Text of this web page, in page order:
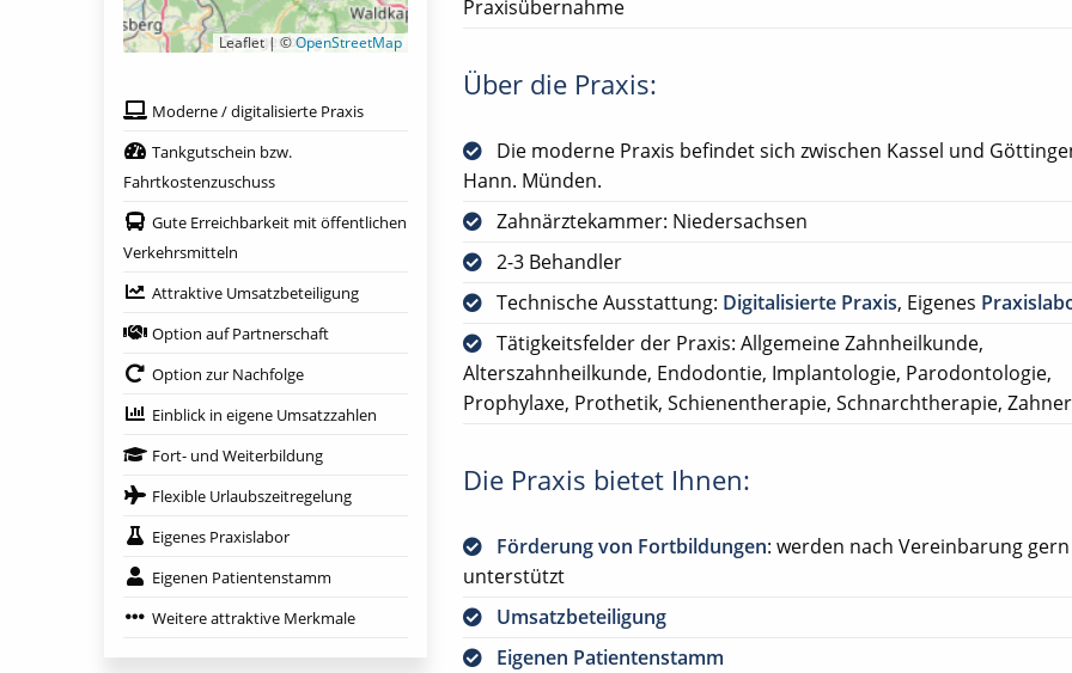
Praxisübernahme
Über die Praxis:
Die moderne Praxis befindet sich zwischen Kassel und
Hann. Münden.
Zahnärztekammer: Niedersachsen
2-3 Behandler
Technische Ausstattung: Digitalisierte Praxis, Eigenes
Tätigkeitsfelder der Praxis: Allgemeine Zahnheilkunde,
Alterszahnheilkunde, Endodontie, Implantologie, Parodontologie,
Prophylaxe, Prothetik, Schienentherapie, Schnarchtherapie,
Die Praxis bietet Ihnen:
Förderung von Fortbildungen: werden nach Vereinbarung gern
unterstützt
Umsatzbeteiligung
Eigenen Patientenstamm
Leaflet | ©OpenStreetMap
Moderne / digitalisierte Praxis
Tankgutschein bzw.
Fahrtkostenzuschuss
Gute Erreichbarkeit mit öffentlichen
Verkehrsmitteln
Attraktive Umsatzbeteiligung
Option auf Partnerschaft
Option zur Nachfolge
Einblick in eigene Umsatzzahlen
Fort- und Weiterbildung
Flexible Urlaubszeitregelung
Eigenes Praxislabor
Eigenen Patientenstamm
Weitere attraktive Merkmale